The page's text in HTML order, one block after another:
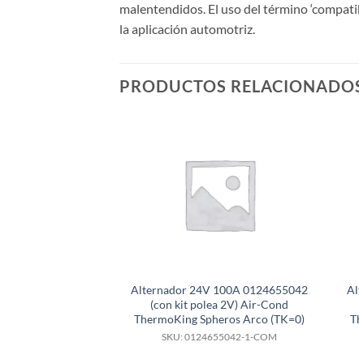
malentendidos. El uso del término
la aplicación automotriz.
PRODUCTOS
Alternador 24V 100A 0124655042
(con kit polea 2V) Air-Cond
ThermoKing Spheros Arco (TK=0)
SKU: 0124655042-1-COM